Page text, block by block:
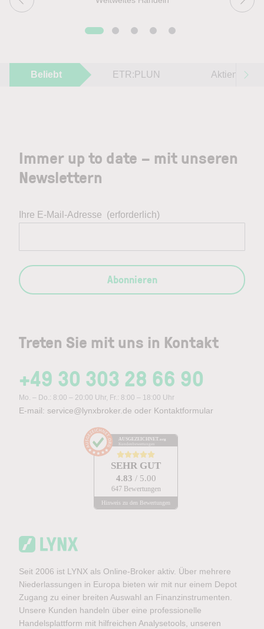
Beliebt ETR:PLUN Aktien im
Treten Sie mit uns in Kontakt
+49 30 303 28 66 90
Mo. – Do.: 8:00 – 20:00 Uhr, Fr.: 8:00 – 18:00 Uhr
E-mail: service@lynxbroker.de oder Kontaktformular
AUSGEZEICHNET .org
Kundenbewertungen
SEHR GUT
4.83 / 5.00
647 Bewertungen
Hinweis zu den Bewertungen
Immer up to date – mit unseren
Newslettern
Ihre E-Mail-Adresse (erforderlich)
Abonnieren
Seit 2006 ist LYNX als Online-Broker aktiv. Über mehrere
Niederlassungen in Europa bieten wir mit nur einem Depot
Zugang zu einer breiten Auswahl an Finanzinstrumenten.
Unsere Kunden handeln über eine professionelle
Handelsplattform mit hilfreichen Analysetools, unseren